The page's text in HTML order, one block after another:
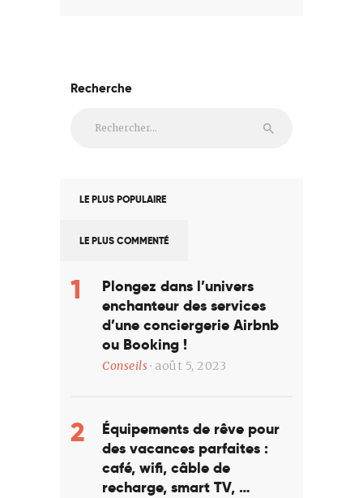
Recherche
LE PLUS POPULAIRE
LE PLUS COMMENTÉ
Plongez dans l’univers
enchanteur des services
d’une conciergerie Airbnb
ou Booking !
Conseils août 5, 2023
Équipements de rêve pour
des vacances parfaites :
café, wifi, câble de
recharge, smart TV, …